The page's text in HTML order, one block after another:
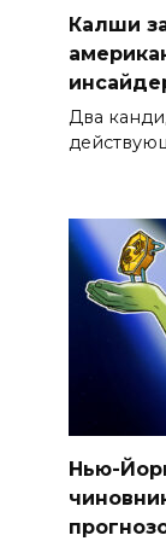
Калши
Два
Нью-